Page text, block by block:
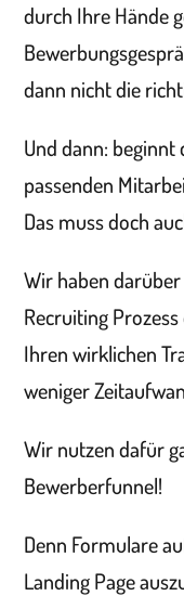
durch Ihre Hände
dann nicht die
Und dann: beginnt
passenden
Das muss doch
Wir haben
Recruiting
Ihren wirklichen
weniger
Wir nutzen dafür
Bewerberfunnel!
Denn Formulare
Landing Page